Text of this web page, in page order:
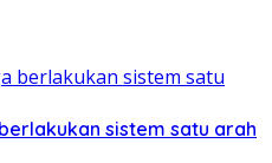
sistem satu arah